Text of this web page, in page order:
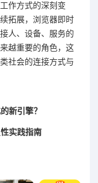
作方式的深刻变
拓展，浏览器即时
人、设备、服务的
越重要的角色，这
社会的连接方式与
新引擎？
实践指南